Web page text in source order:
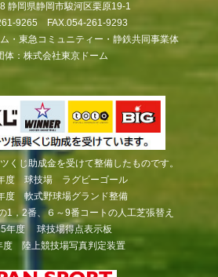
静岡県静岡市駿河区栗原19-1
9265 FAX.054-261-9293
・東急コミュニティー・静鉄共同事業体
体：株式会社東京ドーム
くじ助成金を受けて整備したものです。
度 球技場 ラグビーゴール
度 軟式野球場グランド整備
1，2番、６～9番コートの人工芝張替え
5年度 球技場得点表示板
度 陸上競技場写真判定装置